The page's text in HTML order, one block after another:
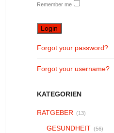
Remember me
Forgot your password?
Forgot your username?
KATEGORIEN
RATGEBER (13)
GESUNDHEIT (56)